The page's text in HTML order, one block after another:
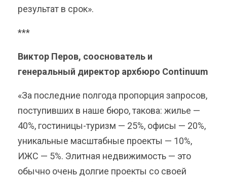
результат в срок».
***
Виктор Перов, сооснователь и
генеральный директор архбюро Continuum
«За последние полгода пропорция запросов,
поступивших в наше бюро, такова: жилье —
40%, гостиницы-туризм — 25%, офисы — 20%,
уникальные масштабные проекты — 10%,
ИЖС — 5%. Элитная недвижимость — это
обычно очень долгие проекты со своей